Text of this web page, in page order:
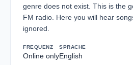
genre does not exist. This is the
FM radio. Here you will hear
ignored.
FREQUENZ
Online only
SPRACHE
English